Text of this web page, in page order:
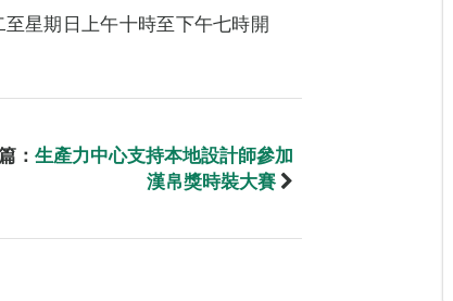
星期日上午十時至下午七時開
： 生產力中心支持本地設計師參加
漢帛獎時裝大賽